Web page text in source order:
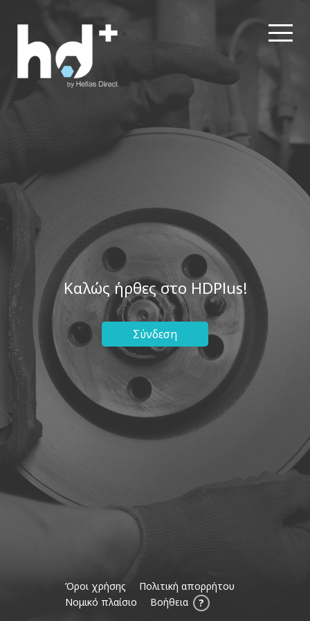
Καλώς ήρθες στο HDPlus!
Σύνδεση
Όροι χρήσης
Πολιτική απορρήτου
Νομικό πλαίσιο
Βοήθεια